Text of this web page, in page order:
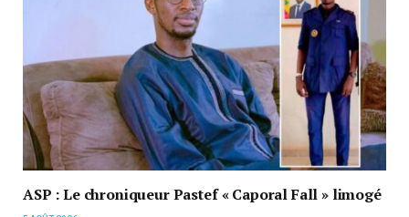
ASP : Le chroniqueur Pastef « Caporal Fall » limogé